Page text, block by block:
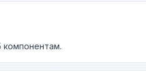
компонентам.